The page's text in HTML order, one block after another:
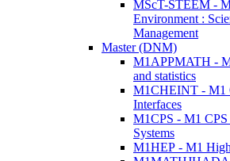
MScT-STEEM -
Environment :
Management
Master (DNM)
M1APPMATH -
and statistics
M1CHEINT - M1
Interfaces
M1CPS - M1
Systems
M1HEP - M1